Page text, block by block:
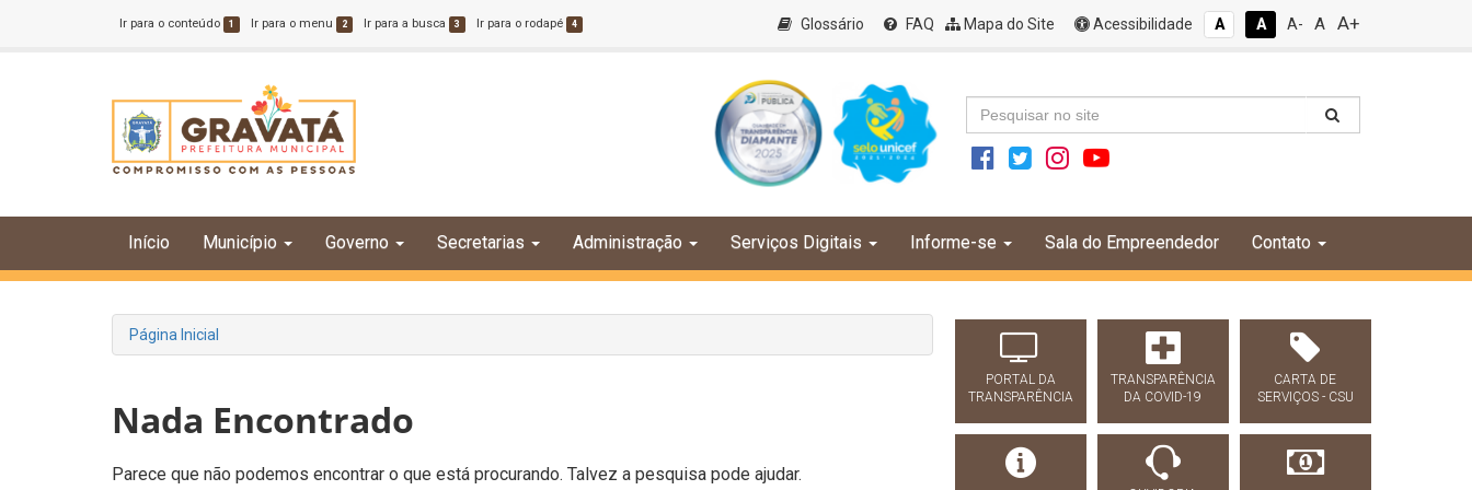
Ir para o conteúdo 1 Ir para o menu 2 Ir para a busca 3 Ir para o rodapé 4 Glossário FAQ Mapa do Site Acessibilidade A A A- A A+
Início Município Governo Secretarias Administração Serviços Digitais Informe-se Sala do Empreendedor Contato
Página Inicial
Nada Encontrado
Parece que não podemos encontrar o que está procurando. Talvez a pesquisa pode ajudar.
PORTAL DA
TRANSPARÊNCIA
TRANSPARÊNCIA
DA COVID-19
CARTA DE
SERVIÇOS - CSU